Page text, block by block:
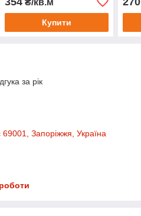
Купити
за рік
69001, Запоріжжя, Україна